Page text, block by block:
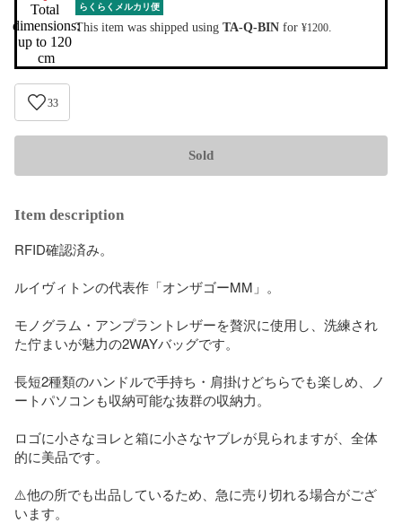
Total
dimensions:
up to 120
cm
らくらくメルカリ便
This item was shipped using TA-Q-BIN for ¥1200.
33
Sold
Item description
RFID確認済み。
ルイヴィトンの代表作「オンザゴーMM」。
モノグラム・アンプラントレザーを贅沢に使用し、洗練され
た佇まいが魅力の2WAYバッグです。
長短2種類のハンドルで手持ち・肩掛けどちらでも楽しめ、ノ
ートパソコンも収納可能な抜群の収納力。
ロゴに小さなヨレと箱に小さなヤブレが見られますが、全体
的に美品です。
⚠️他の所でも出品しているため、急に売り切れる場合がござ
います。